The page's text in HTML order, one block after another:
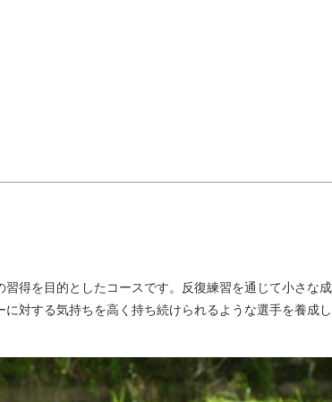
得を目的としたコースです。反復練習を通じて小さな
対する気持ちを高く持ち続けられるような選手を養成し